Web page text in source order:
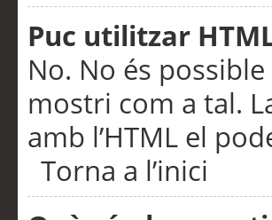
Puc utilitzar
No. No és
mostri com a tal.
amb l’HTML el
Torna a l’inici